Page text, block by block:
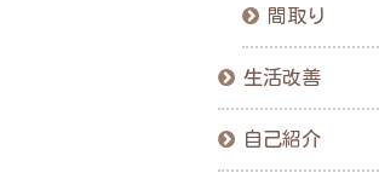
間取り
生活改善
自己紹介